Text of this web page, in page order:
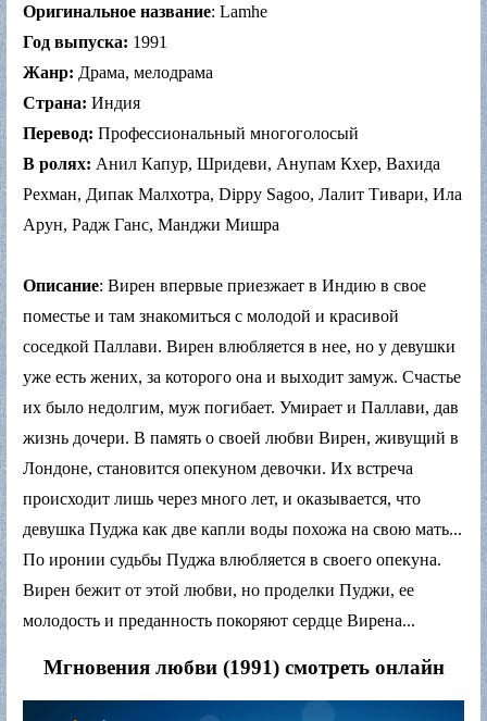
Оригинальное название: Lamhe
Год выпуска: 1991
Жанр: Драма, мелодрама
Страна: Индия
Перевод: Профессиональный многоголосый
В ролях: Анил Капур, Шридеви, Анупам Кхер, Вахида
Рехман, Дипак Малхотра, Dippy Sagoo, Лалит Тивари, Ила
Арун, Радж Ганс, Манджи Мишра
Описание: Вирен впервые приезжает в Индию в свое
поместье и там знакомиться с молодой и красивой
соседкой Паллави. Вирен влюбляется в нее, но у девушки
уже есть жених, за которого она и выходит замуж. Счастье
их было недолгим, муж погибает. Умирает и Паллави, дав
жизнь дочери. В память о своей любви Вирен, живущий в
Лондоне, становится опекуном девочки. Их встреча
происходит лишь через много лет, и оказывается, что
девушка Пуджа как две капли воды похожа на свою мать...
По иронии судьбы Пуджа влюбляется в своего опекуна.
Вирен бежит от этой любви, но проделки Пуджи, ее
молодость и преданность покоряют сердце Вирена...
Мгновения любви (1991) смотреть онлайн